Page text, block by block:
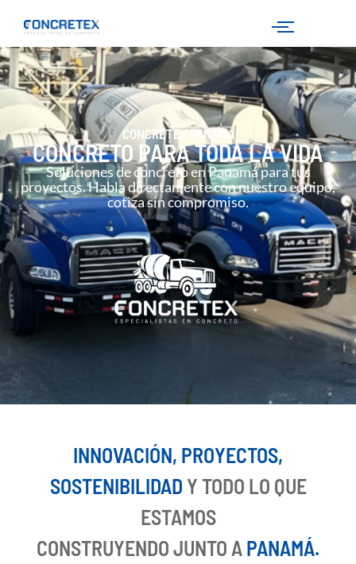
CONCRETEX PANAMÁ
CONCRETO PARA TODA LA VIDA
Soluciones de concreto en Panamá para tus
proyectos. Habla directamente con nuestro equipo,
cotiza sin compromiso.
INNOVACIÓN, PROYECTOS,
SOSTENIBILIDAD Y TODO LO QUE
ESTAMOS
CONSTRUYENDO JUNTO APANAMÁ.